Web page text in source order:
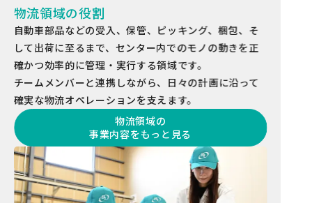
物流領域の役割
自動車部品などの受入、保管、ピッキング、梱包、そ
して出荷に至るまで、センター内でのモノの動きを正
確かつ効率的に管理・実行する領域です。
チームメンバーと連携しながら、日々の計画に沿って
確実な物流オペレーションを支えます。
物流領域の
事業内容をもっと見る